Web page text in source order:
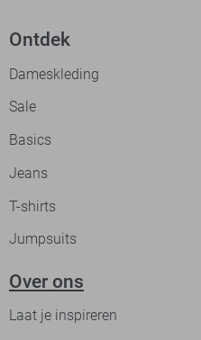
Ontdek
Dameskleding
Sale
Basics
Jeans
T-shirts
Jumpsuits
Over ons
Laat je inspireren